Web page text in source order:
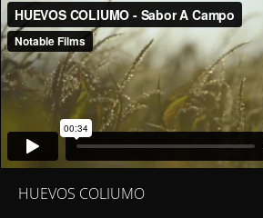
HUEVOS COLIUMO